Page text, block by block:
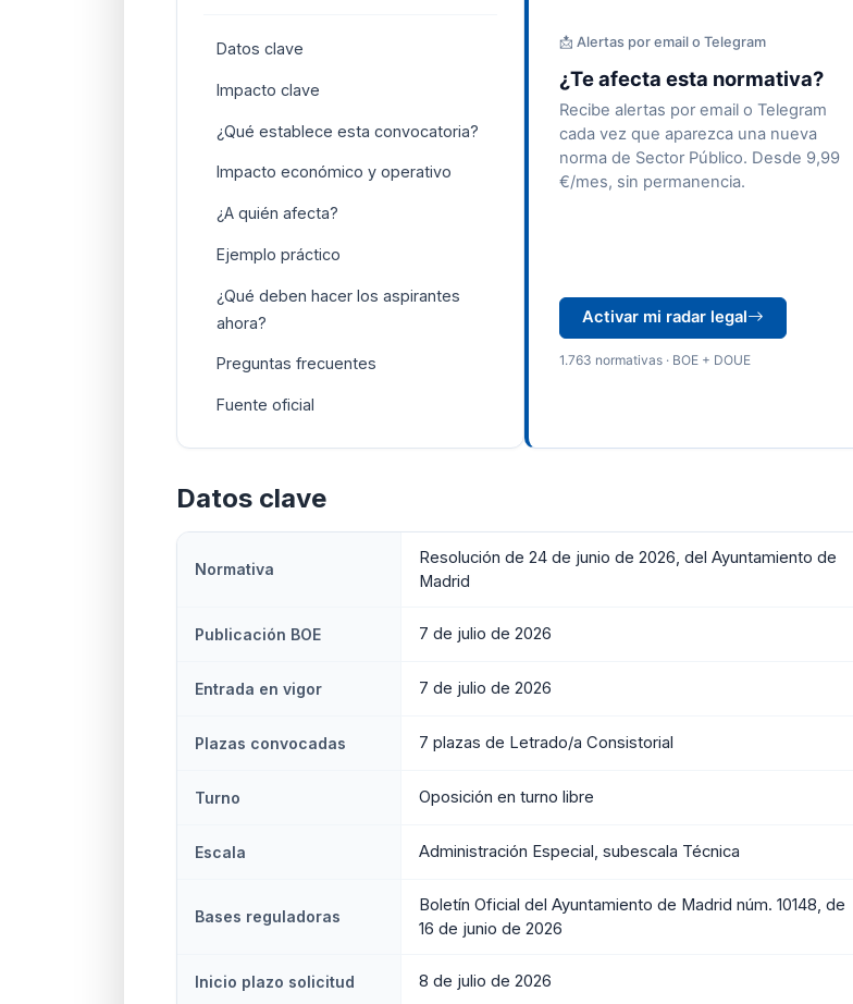
Datos clave
Impacto clave
¿Qué establece esta convocatoria?
Impacto económico y operativo
¿A quién afecta?
Ejemplo práctico
¿Qué deben hacer los aspirantes
ahora?
Preguntas frecuentes
Fuente oficial
📩 Alertas por email o Telegram
¿Te afecta esta normativa?
Recibe alertas por email o Telegram
cada vez que aparezca una nueva
norma de Sector Público. Desde 9,99
€/mes, sin permanencia.
Activar mi radar legal
1.763 normativas · BOE + DOUE
Datos clave
Normativa
Resolución de 24 de junio de 2026, del Ayuntamiento de
Madrid
Publicación BOE 7 de julio de 2026
Entrada en vigor 7 de julio de 2026
Plazas convocadas 7 plazas de Letrado/a Consistorial
Turno Oposición en turno libre
Escala Administración Especial, subescala Técnica
Bases reguladoras
Boletín Oficial del Ayuntamiento de Madrid núm. 10148, de
16 de junio de 2026
Inicio plazo solicitud 8 de julio de 2026